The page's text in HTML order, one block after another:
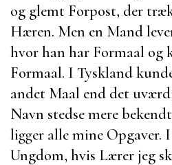
og glemt Forpost, der
Hæren. Men en Mand
hvor han har Formaal og
Formaal. I Tyskland
andet Maal end det
Navn stedse mere
ligger alle mine Opgaver.
Ungdom, hvis Lærer jeg